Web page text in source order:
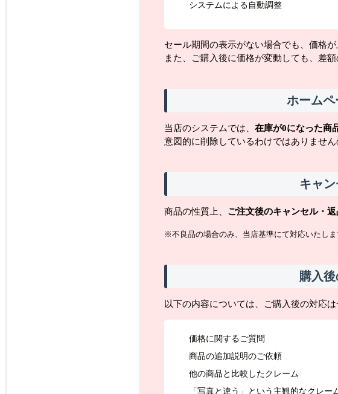
システムによる自動調整
セール期間の表示がない場合でも、価格が
また、ご購入後に価格が変動しても、差
ホームペ
当店のシステムでは、 在庫が0になった商
意図的に削除しているわけではありません
キャ
商品の性質上、 ご注文後のキャンセル・
※不良品の場合のみ、当店基準にて対応いたしま
購入
以下の内容については、ご購入後の対応は
価格に関するご質問
商品の追加説明のご依頼
他の商品と比較したクレーム
「写真と違う」という主観的なクレー